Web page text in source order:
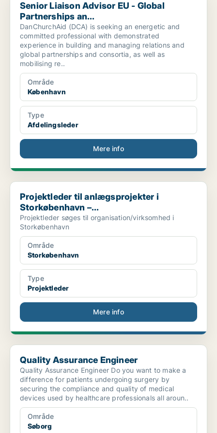
Senior Liaison Advisor EU - Global
Partnerships an...
DanChurchAid (DCA) is seeking an energetic and
committed professional with demonstrated
experience in building and managing relations and
global partnerships and consortia, as well as
mobilising re..
Område
København
Type
Afdelingsleder
Mere info
Projektleder til anlægsprojekter i Storkøbenhavn –...
Projektleder til anlægsprojekter i
Storkøbenhavn –...
Projektleder søges til organisation/virksomhed i
Storkøbenhavn
Område
Storkøbenhavn
Type
Projektleder
Mere info
Quality Assurance Engineer
Quality Assurance Engineer
Quality Assurance Engineer Do you want to make a
difference for patients undergoing surgery by
securing the compliance and quality of medical
devices used by healthcare professionals all aroun..
Område
Søborg